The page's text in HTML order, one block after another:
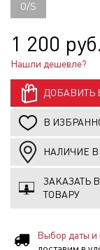
O/S
1 200 руб.
Нашли дешевле?
ДОБАВИТЬ
В
НАЛИЧИЕ В
ЗАКАЗАТЬ
ТОВАРУ
Выбор даты и